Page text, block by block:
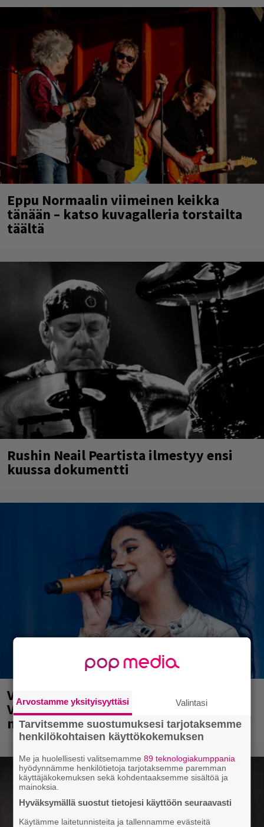
Eppu Normaalin viimeinen keikka
tänään – katso kuvagalleria torstailta
täältä
Rushin Neail Peartista ilmestyy ensi
kuussa dokumentti
Valtava Yle 100 vuotta -tapahtuma
Veikkaus Arenalla syyskuussa – muista
myös metalliklassikot-konsertti
Arvostamme yksityisyyttäsi Valintasi
Tarvitsemme suostumuksesi tarjotaksemme
henkilökohtaisen käyttökokemuksen
Me ja huolellisesti valitsemamme89 teknologiakumppania
hyödynnämme henkilötietoja tarjotaksemme paremman
käyttäjäkokemuksen sekä kohdentaaksemme sisältöä ja
mainoksia.
Hyväksymällä suostut tietojesi käyttöön seuraavasti
Käytämme laitetunnisteita ja tallennamme evästeitä